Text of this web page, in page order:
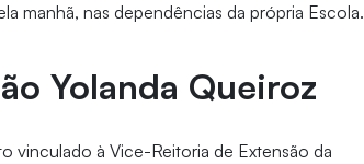
manhã, nas dependências da própria Escola.
Yolanda Queiroz
vinculado à Vice-Reitoria de Extensão da